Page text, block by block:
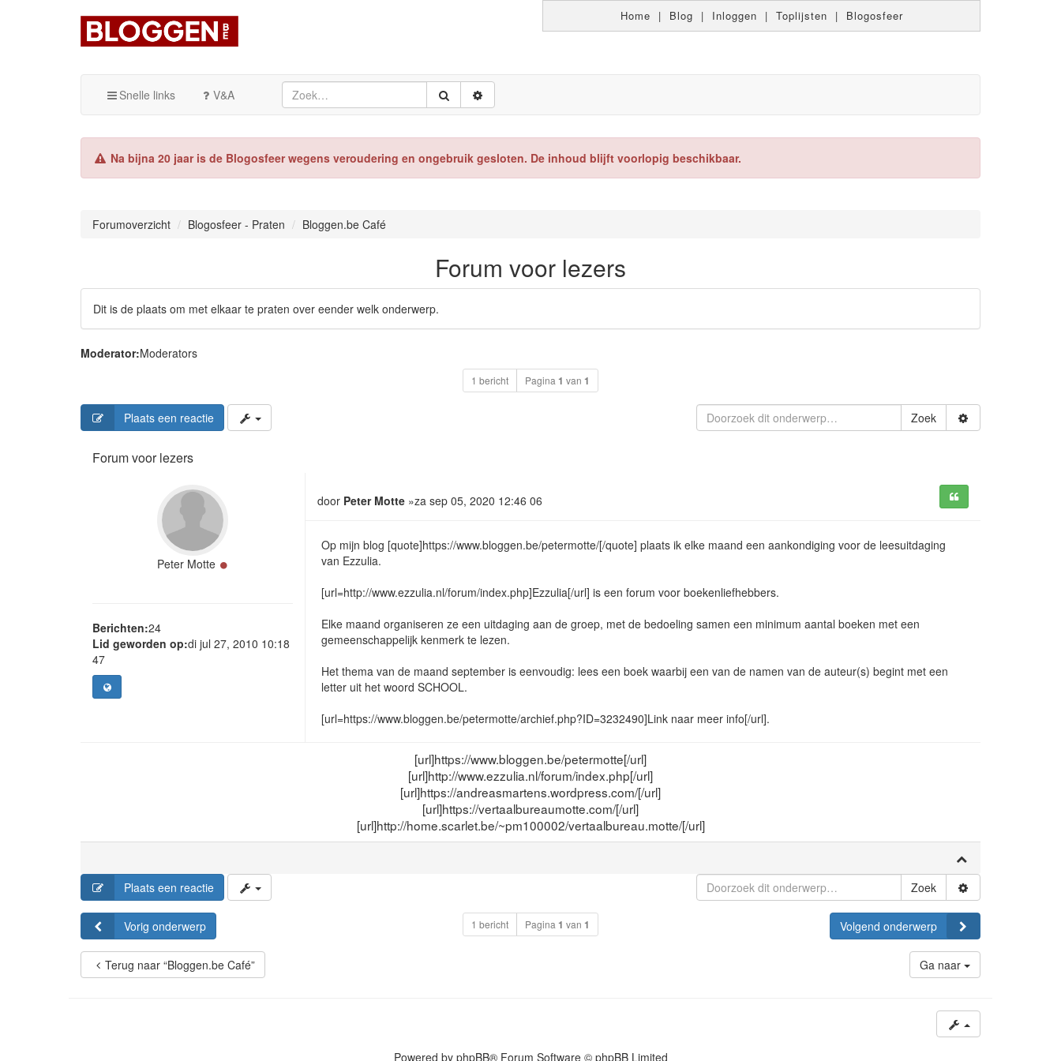
Home | Blog | Inloggen | Toplijsten | Blogosfeer
Snelle links V&A
Na bijna 20 jaar is de Blogosfeer wegens veroudering en ongebruik gesloten. De inhoud blijft voorlopig beschikbaar.
Forumoverzicht Blogosfeer - Praten Bloggen.be Café
Forum voor lezers
Dit is de plaats om met elkaar te praten over eender welk onderwerp.
Moderator:Moderators
1 bericht Pagina 1 van 1
Plaats een reactie Zoek
Forum voor lezers
Peter Motte
Berichten:24
Lid geworden op:di jul 27, 2010 10:18
47
door Peter Motte »za sep 05, 2020 12:46 06
Op mijn blog [quote]https://www.bloggen.be/petermotte/[/quote] plaats ik elke maand een aankondiging voor de leesuitdaging
van Ezzulia.
[url=http://www.ezzulia.nl/forum/index.php]Ezzulia[/url] is een forum voor boekenliefhebbers.
Elke maand organiseren ze een uitdaging aan de groep, met de bedoeling samen een minimum aantal boeken met een
gemeenschappelijk kenmerk te lezen.
Het thema van de maand september is eenvoudig: lees een boek waarbij een van de namen van de auteur(s) begint met een
letter uit het woord SCHOOL.
[url=https://www.bloggen.be/petermotte/archief.php?ID=3232490]Link naar meer info[/url].
[url]https://www.bloggen.be/petermotte[/url]
[url]http://www.ezzulia.nl/forum/index.php[/url]
[url]https://andreasmartens.wordpress.com/[/url]
[url]https://vertaalbureaumotte.com/[/url]
[url]http://home.scarlet.be/~pm100002/vertaalbureau.motte/[/url]
Plaats een reactie Zoek
Vorig onderwerp 1 bericht Pagina 1 van 1 Volgend onderwerp
Terug naar “Bloggen.be Café” Ga naar
Powered by phpBB® Forum Software © phpBB Limited